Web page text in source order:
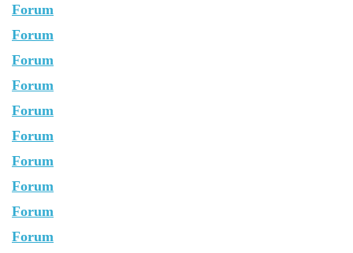
Forum
Forum
Forum
Forum
Forum
Forum
Forum
Forum
Forum
Forum